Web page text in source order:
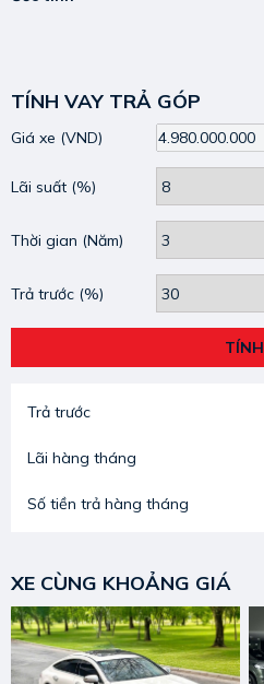
TÍNH VAY TRẢ GÓP
Giá xe (VND)
Lãi suất (%)
Thời gian (Năm)
Trả trước (%)
TÍNH
Trả trước
Lãi hàng tháng
Số tiền trả hàng tháng
XE CÙNG KHOẢNG GIÁ